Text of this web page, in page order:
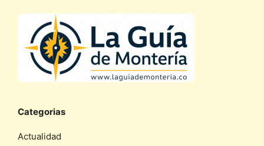
Categorias
Actualidad